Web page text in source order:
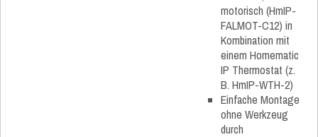
motorisch (HmIP-
FALMOT-C12) in
Kombination mit
einem Homematic
IP Thermostat (z.
B. HmIP-WTH-2)
Einfache Montage
ohne Werkzeug
durch